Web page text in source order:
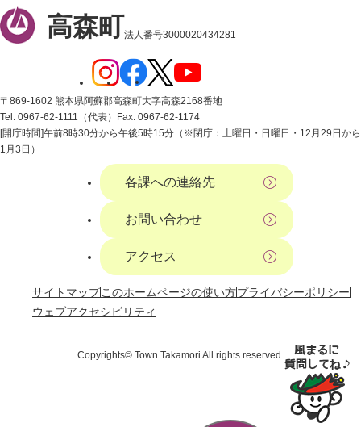
高森町法人番号3000020434281
〒869-1602 熊本県阿蘇郡高森町大字高森2168番地
Tel. 0967-62-1111（代表）
Fax. 0967-62-1174
[開庁時間]午前8時30分から午後5時15分（※閉庁：土曜日・日曜日・12月29日から
1月3日）
各課への連絡先
お問い合わせ
アクセス
サイトマップこのホームページの使い方プライバシーポリシー
ウェブアクセシビリティ
Copyrights© Town Takamori All rights reserved.